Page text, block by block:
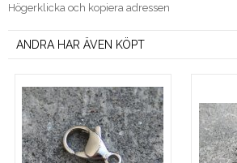
Högerklicka och kopiera adressen
ANDRA HAR ÄVEN KÖPT